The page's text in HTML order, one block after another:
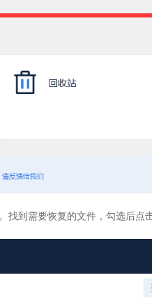
到需要恢复的文件，勾选后点击